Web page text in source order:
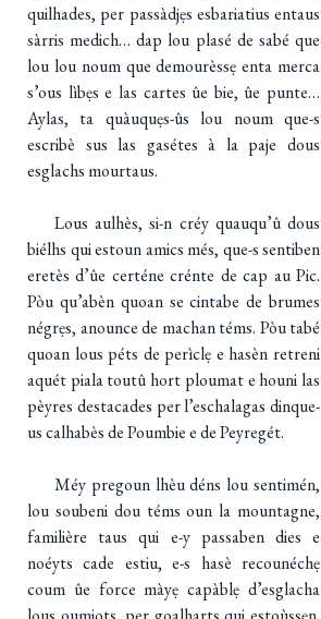
quilhades, per passàdjẹs esbariatius entaus
sàrris medich… dap lou plasé de sabé que
lou lou noum que demourèssẹ enta merca
s’ous lìbẹs e las cartes ûe bie, ûe punte…
Aylas, ta quàuquẹs-ûs lou noum que-s
escribè sus las gasétes à la paje dous
esglachs mourtaus.
Lous aulhès, si-n créy quauqu’û dous
biélhs qui estoun amics més, que-s sentiben
eretès d’ûe certéne crénte de cap au Pic.
Pòu qu’abèn quoan se cintabe de brumes
négrẹs, anounce de machan téms. Pòu tabé
quoan lous péts de perìclẹ e hasèn retreni
aquét piala toutû hort ploumat e houni las
pèyres destacades per l’eschalagas dinque-
us calhabès de Poumbie e de Peyregét.
Méy pregoun lhèu déns lou sentimén,
lou soubeni dou téms oun la mountagne,
familière taus qui e-y passaben dies e
noéyts cade estiu, e-s hasè recounéchẹ
coum ûe force màyẹ capàblẹ d’esglacha